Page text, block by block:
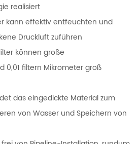
realisiert
kann effektiv entfeuchten und
Druckluft zuführen
können große
0,01 filtern Mikrometer groß
das eingedickte Material zum
von Wasser und Speichern von